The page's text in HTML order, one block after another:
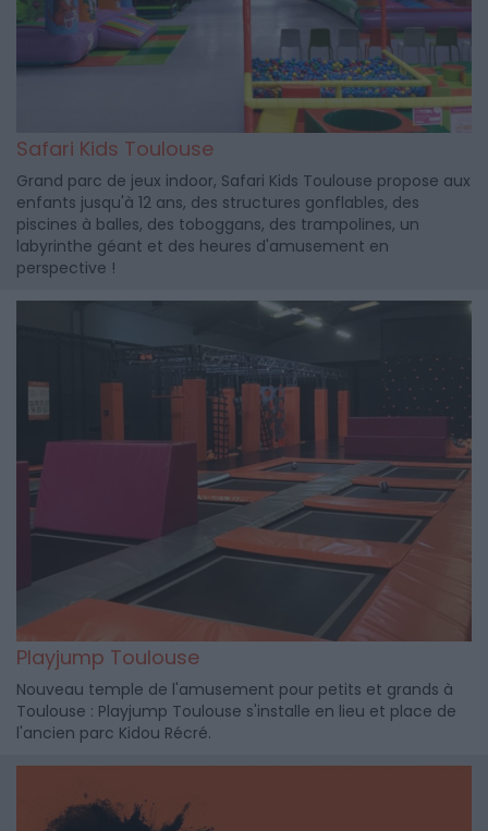
Safari Kids Toulouse
Grand parc de jeux indoor, Safari Kids Toulouse propose aux
enfants jusqu'à 12 ans, des structures gonflables, des
piscines à balles, des toboggans, des trampolines, un
labyrinthe géant et des heures d'amusement en
perspective !
Playjump Toulouse
Nouveau temple de l'amusement pour petits et grands à
Toulouse : Playjump Toulouse s'installe en lieu et place de
l'ancien parc Kidou Récré.